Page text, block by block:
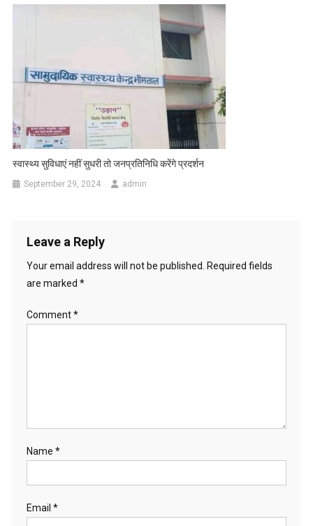
स्वास्थ्य सुविधाएं नहीं सुधरी तो जनप्रतिनिधि करेंगे प्रदर्शन
September 29, 2024 admin
Leave a Reply
Your email address will not be published.
Required fields
are marked *
Comment*
Name *
Email *